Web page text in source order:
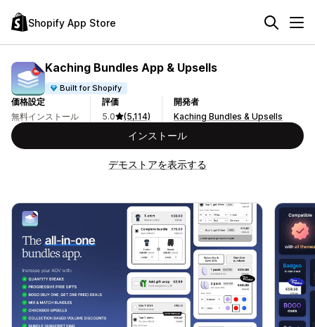
Shopify App Store
Kaching Bundles App & Upsells
Built for Shopify
価格設定
無料インストール
評価
5.0
(5,114)
開発者
Kaching Bundles & Upsells
インストール
デモストアを表示する